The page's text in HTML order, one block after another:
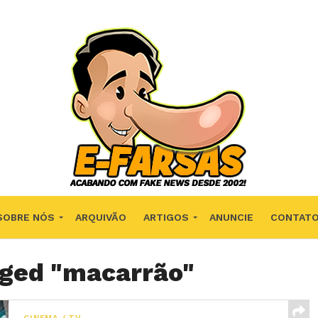
NÓS ARQUIVÃO ARTIGOS ANUNCIE CONTATO
"macarrão"